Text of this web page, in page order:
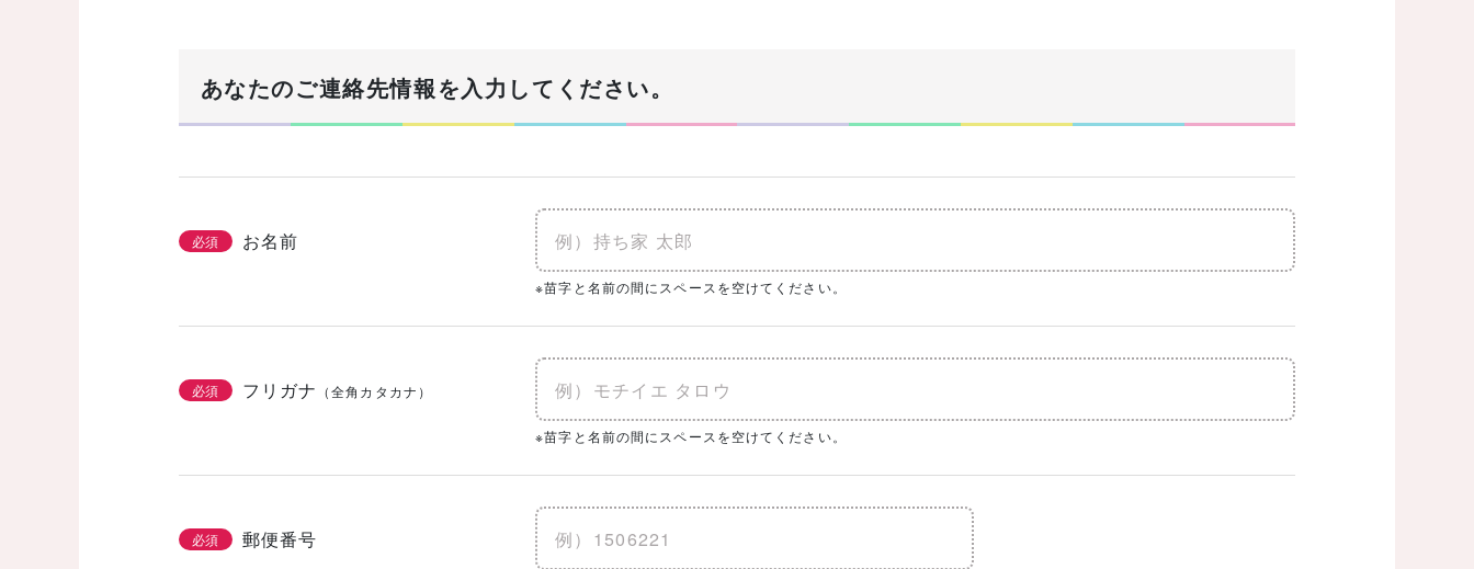
あなたのご連絡先情報を入力してください。
必須 お名前
※苗字と名前の間にスペースを空けてください。
必須 フリガナ （全角カタカナ）
※苗字と名前の間にスペースを空けてください。
必須 郵便番号